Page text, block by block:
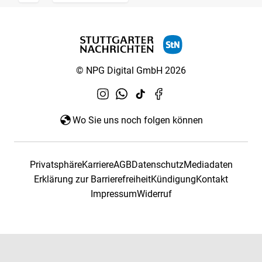
© NPG Digital GmbH 2026
Wo Sie uns noch folgen können
PrivatsphäreKarriereAGBDatenschutzMediadaten
Erklärung zur BarrierefreiheitKündigungKontakt
ImpressumWiderruf